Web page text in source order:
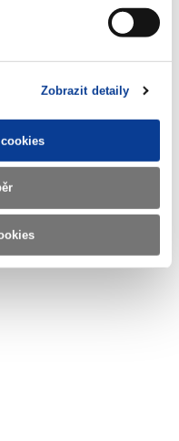
Zobrazit detaily